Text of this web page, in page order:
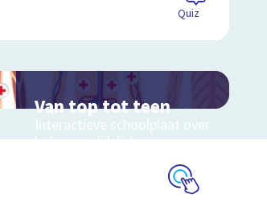
Quiz
Van top tot teen
Interactieve schoolplaat over
het menselijk lichaam